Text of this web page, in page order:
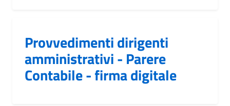
Provvedimenti dirigenti
amministrativi - Parere
Contabile - firma digitale